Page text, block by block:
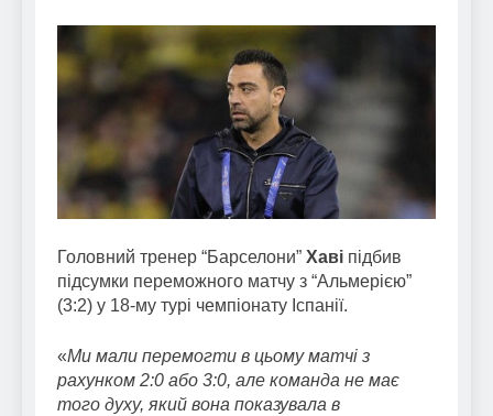
Головний тренер “Барселони” Хаві підбив
підсумки переможного матчу з “Альмерією”
(3:2) у 18-му турі чемпіонату Іспанії.
«Ми мали перемогти в цьому матчі з
рахунком 2:0 або 3:0, але команда не має
того духу, який вона показувала в